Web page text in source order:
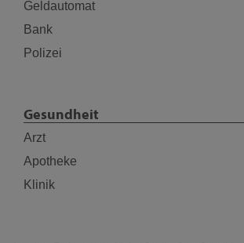
Geldautomat
Bank
Polizei
Gesundheit
Arzt
Apotheke
Klinik